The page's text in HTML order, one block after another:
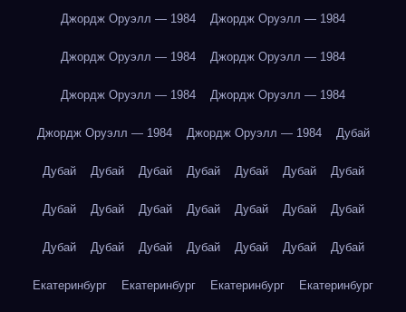
Джордж Оруэлл — 1984 Джордж Оруэлл — 1984
Джордж Оруэлл — 1984 Джордж Оруэлл — 1984
Джордж Оруэлл — 1984 Джордж Оруэлл — 1984
Джордж Оруэлл — 1984 Джордж Оруэлл — 1984 Дубай
Дубай Дубай Дубай Дубай Дубай Дубай Дубай
Дубай Дубай Дубай Дубай Дубай Дубай Дубай
Дубай Дубай Дубай Дубай Дубай Дубай Дубай
Екатеринбург Екатеринбург Екатеринбург Екатеринбург